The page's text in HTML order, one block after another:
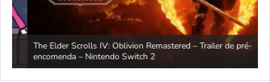
The Elder Scrolls IV: Oblivion Remastered – Trailer de pré-
encomenda – Nintendo Switch 2